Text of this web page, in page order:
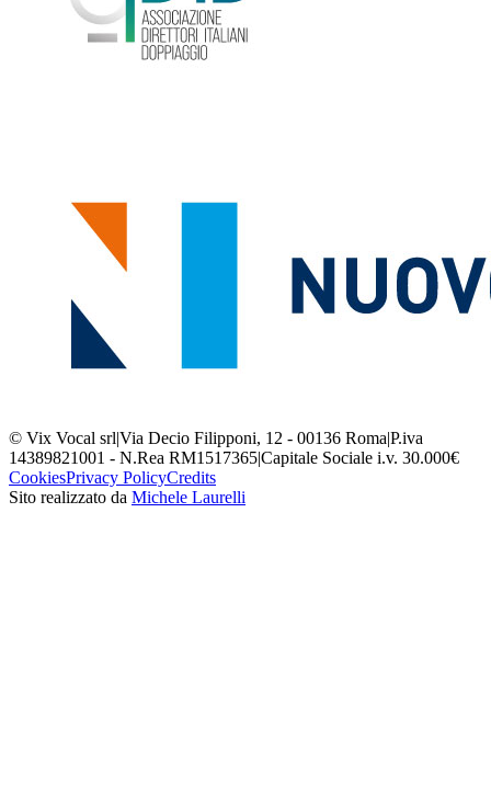
© Vix Vocal srl|Via Decio Filipponi, 12 - 00136 Roma|P.iva
14389821001 - N.Rea RM1517365|Capitale Sociale i.v. 30.000€
CookiesPrivacy PolicyCredits
Sito realizzato da Michele Laurelli